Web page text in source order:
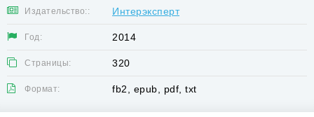
Издательство:: Интерэксперт
Год: 2014
Страницы: 320
Формат: fb2, epub, pdf, txt